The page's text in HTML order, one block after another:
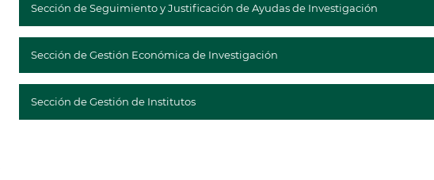
Sección de Seguimiento y Justificación de Ayudas de Investigación
Sección de Gestión Económica de Investigación
Sección de Gestión de Institutos